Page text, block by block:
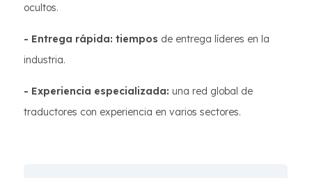
ocultos.
- Entrega rápida: tiempos de entrega líderes en la
industria.
- Experiencia especializada: una red global de
traductores con experiencia en varios sectores.